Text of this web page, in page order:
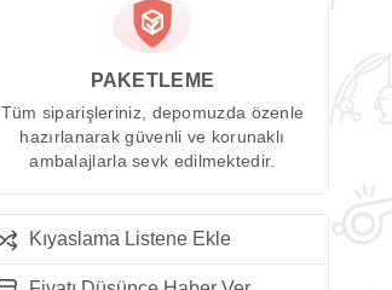
PAKETLEME
Tüm siparişleriniz, depomuzda özenle
hazırlanarak güvenli ve korunaklı
ambalajlarla sevk edilmektedir.
Kıyaslama Listene Ekle